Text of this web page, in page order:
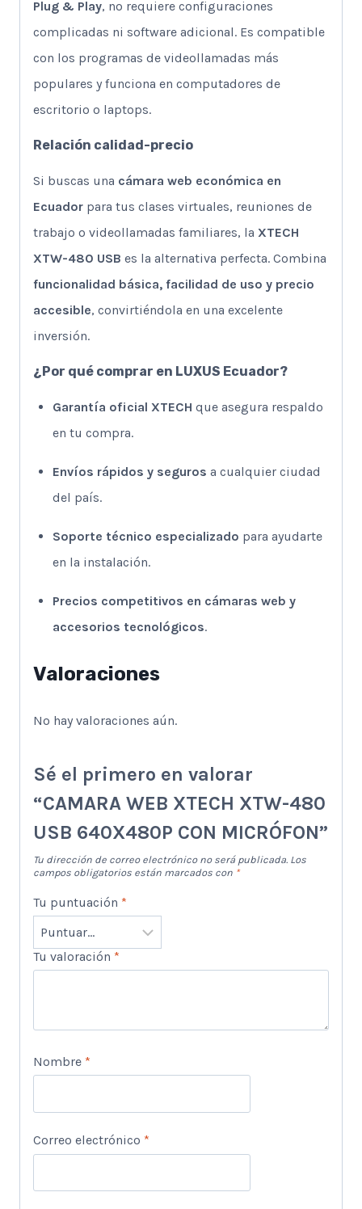
Plug & Play, no requiere configuraciones
complicadas ni software adicional. Es compatible
con los programas de videollamadas más
populares y funciona en computadores de
escritorio o laptops.
Relación calidad-precio
Si buscas una cámara web económica en
Ecuador para tus clases virtuales, reuniones de
trabajo o videollamadas familiares, la XTECH
XTW-480 USB es la alternativa perfecta. Combina
funcionalidad básica, facilidad de uso y precio
accesible, convirtiéndola en una excelente
inversión.
¿Por qué comprar en LUXUS Ecuador?
Garantía oficial XTECH que asegura respaldo
en tu compra.
Envíos rápidos y seguros a cualquier ciudad
del país.
Soporte técnico especializado para ayudarte
en la instalación.
Precios competitivos en cámaras web y
accesorios tecnológicos.
Valoraciones
No hay valoraciones aún.
Sé el primero en valorar
“CAMARA WEB XTECH XTW-480
USB 640X480P CON MICRÓFON”
Tu dirección de correo electrónico no será publicada. Los
campos obligatorios están marcados con *
Tu puntuación *
Tu valoración *
Nombre *
Correo electrónico *